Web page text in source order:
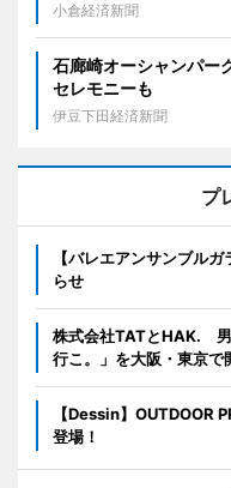
小倉経済新聞
石廊崎オーシャンパ
セレモニーも
伊豆下田経済新聞
プ
【バレエアンサンブル
らせ
株式会社TATとHAK. 男
行こ。」を大阪・東京で
【Dessin】OUTDOOR
登場！